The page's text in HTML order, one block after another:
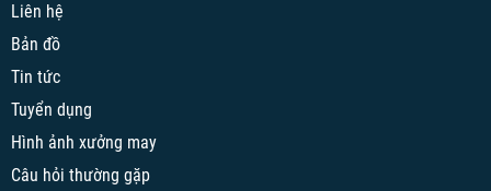
Liên hệ
Bản đồ
Tin tức
Tuyển dụng
Hình ảnh xưởng may
Câu hỏi thường gặp